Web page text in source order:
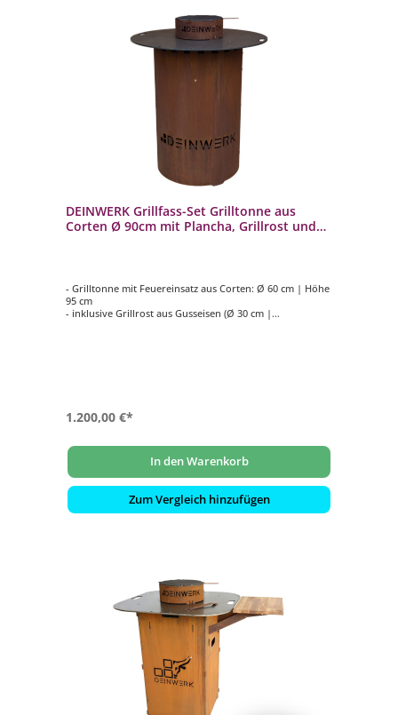
DEINWERK Grillfass-Set Grilltonne aus
Corten Ø 90cm mit Plancha, Grillrost und
- Grilltonne mit Feuereinsatz aus Corten: Ø 60 cm | Höhe
95 cm
- inklusive Grillrost aus Gusseisen (Ø 30 cm |
1.200,00 €*
In den Warenkorb
Zum Vergleich hinzufügen